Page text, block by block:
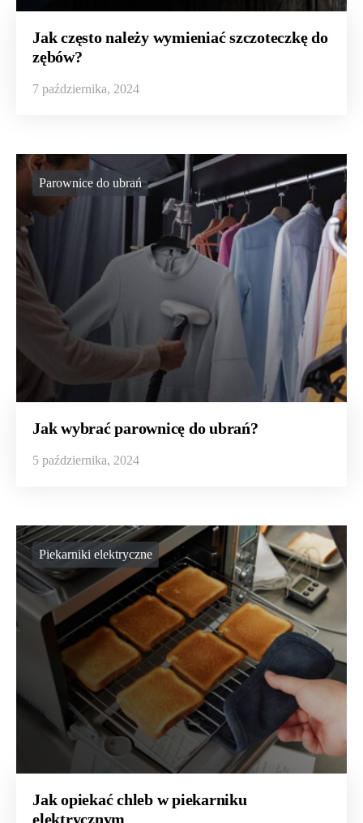
Jak często należy wymieniać szczoteczkę do
zębów?
7 października, 2024
Parownice do ubrań
Jak wybrać parownicę do ubrań?
5 października, 2024
Piekarniki elektryczne
Jak opiekać chleb w piekarniku
elektrycznym